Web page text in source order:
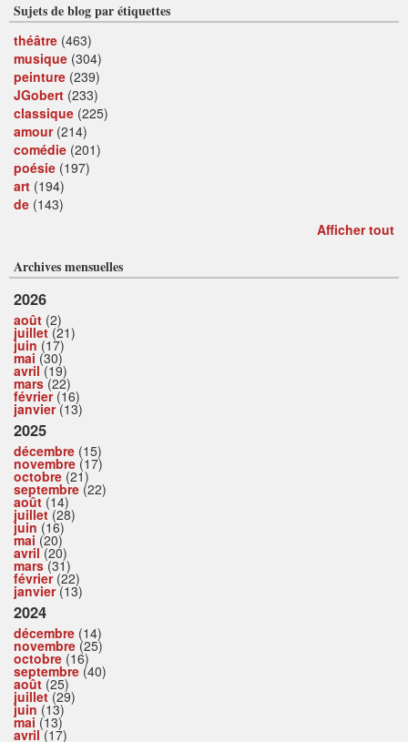
Sujets de blog par étiquettes
théâtre (463)
musique (304)
peinture (239)
JGobert (233)
classique (225)
amour(214)
comédie (201)
poésie (197)
art (194)
de (143)
Afficher tout
Archives mensuelles
2026
août (2)
juillet(21)
juin (17)
mai (30)
avril(19)
mars(22)
février(16)
janvier(13)
2025
décembre (15)
novembre (17)
octobre (21)
septembre (22)
août (14)
juillet(28)
juin (16)
mai (20)
avril(20)
mars(31)
février(22)
janvier(13)
2024
décembre (14)
novembre (25)
octobre (16)
septembre (40)
août (25)
juillet(29)
juin (13)
mai (13)
avril(17)